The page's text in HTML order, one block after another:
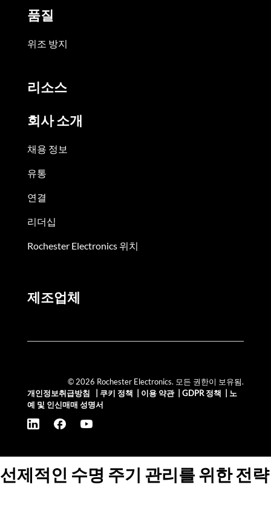
품질
위조 방지
리소스
회사 소개
채용 정보
유통
연결
리더십
Rochester Electronics 위치
제조업체
© 2026 Rochester Electronics. 모든 권한이 보유됨.
개인정보취급방침
쿠키 정책 이용 약관| GDPR 정책
노
예 및 인신매매 성명서
선제적인 수명 주기 관리를 위한 전략